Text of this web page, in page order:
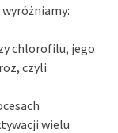
chlorofilu, jego
czyli
wielu